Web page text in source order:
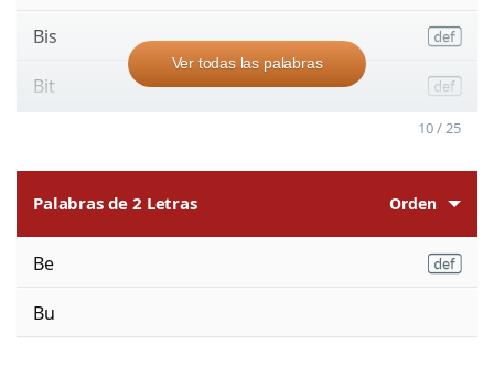
Bis
Bit
Ver todas las palabras
10 / 25
Palabras de 2 Letras Orden
Be
Bu